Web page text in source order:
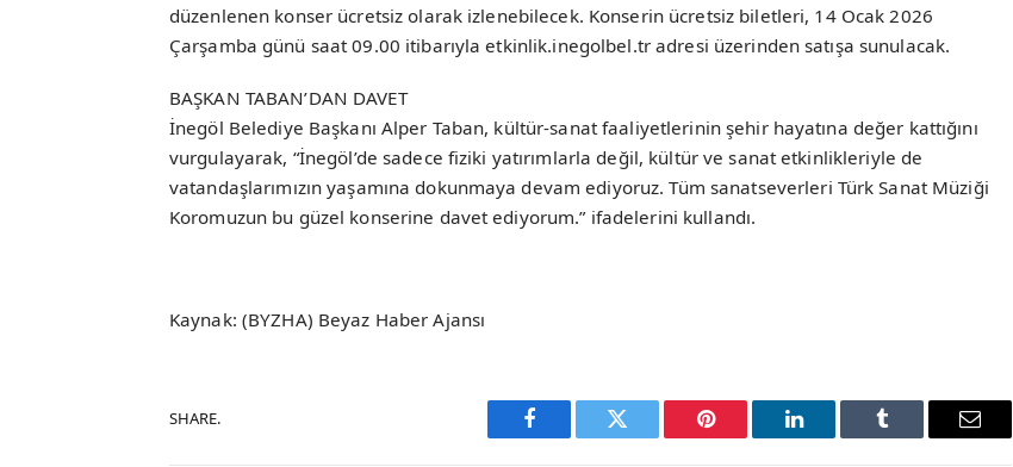
düzenlenen konser ücretsiz olarak izlenebilecek. Konserin ücretsiz biletleri, 14 Ocak 2026
Çarşamba günü saat 09.00 itibarıyla etkinlik.inegolbel.tr adresi üzerinden satışa sunulacak.
BAŞKAN TABAN’DAN DAVET
İnegöl Belediye Başkanı Alper Taban, kültür-sanat faaliyetlerinin şehir hayatına değer kattığını
vurgulayarak, “İnegöl’de sadece fiziki yatırımlarla değil, kültür ve sanat etkinlikleriyle de
vatandaşlarımızın yaşamına dokunmaya devam ediyoruz. Tüm sanatseverleri Türk Sanat Müziği
Koromuzun bu güzel konserine davet ediyorum.” ifadelerini kullandı.
Kaynak: (BYZHA) Beyaz Haber Ajansı
SHARE.
Facebook Twitter Pinterest LinkedIn Tumblr Email